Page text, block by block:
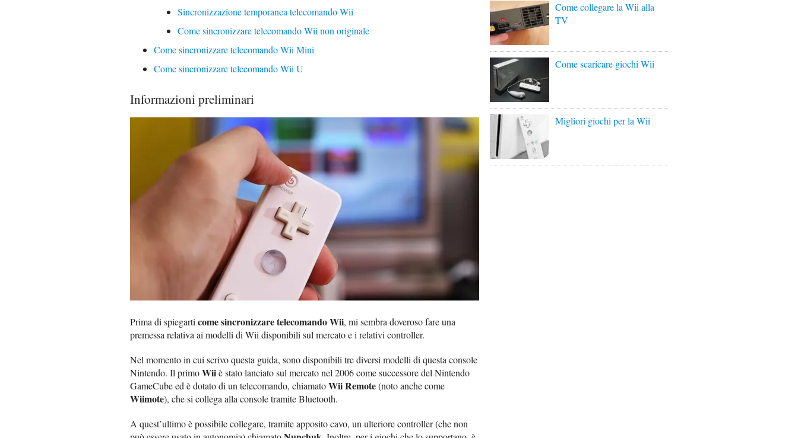
Sincronizzazione temporanea telecomando Wii
Come sincronizzare telecomando Wii non originale
Come sincronizzare telecomando Wii Mini
Come sincronizzare telecomando Wii U
Informazioni preliminari
Prima di spiegarticome sincronizzare telecomando Wii, mi sembra doveroso fare una
premessa relativa ai modelli di Wii disponibili sul mercato e i relativi controller.
Nel momento in cui scrivo questa guida, sono disponibili tre diversi modelli di questa console
Nintendo. Il primoWiiè stato lanciato sul mercato nel 2006 come successore del Nintendo
GameCube ed è dotato di un telecomando, chiamatoWii Remote(noto anche come
Wiimote), che si collega alla console tramite Bluetooth.
A quest’ultimo è possibile collegare, tramite apposito cavo, un ulteriore controller (che non
Come collegare la Wii alla
TV
Come scaricare giochi Wii
Migliori giochi per la Wii